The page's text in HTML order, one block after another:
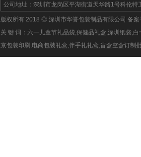
公司地址：深圳市龙岗区平湖街道天华路1号科伦
版权所有 2018 ◎ 深圳市华誉包装制品有限公司 备案
关 键 词：六一儿童节礼品袋,保健品礼盒,深圳纸袋,
京包装印刷,电商包装礼盒,伴手礼礼盒,盲盒空盒订制